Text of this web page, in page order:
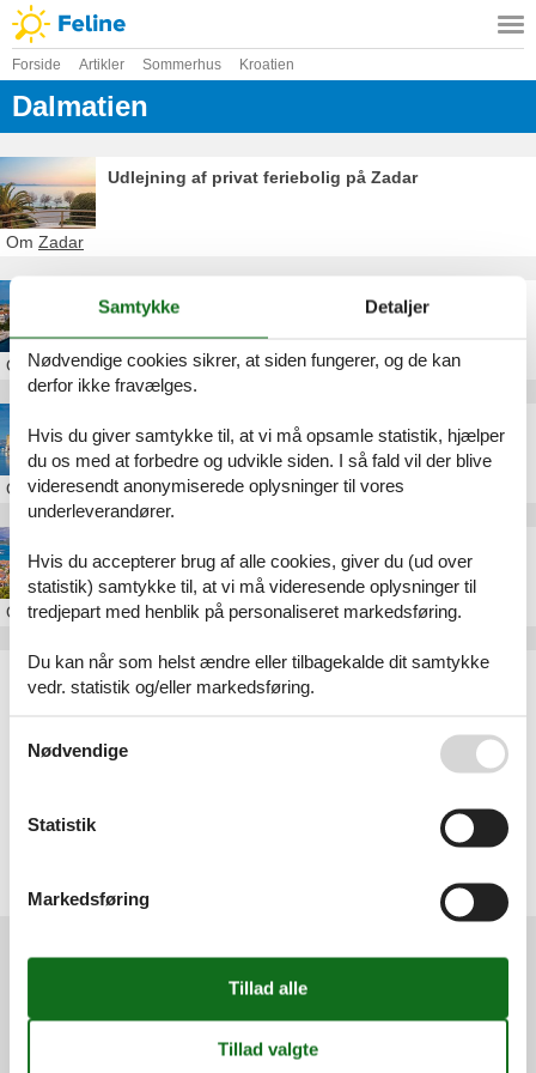
Forside Artikler Sommerhus Kroatien
Dalmatien
Udlejning af privat feriebolig på Zadar
Om Zadar
Feriebolig i Zadar
OmZadar
OmTrogir
OmDalmatien
Artikeltyper
Kroatien
Zadar
Gavekort
Tilbudsmail
Information
Samtykke Detaljer
Nødvendige cookies sikrer, at siden fungerer, og de kan
derfor ikke fravælges.
Hvis du giver samtykke til, at vi må opsamle statistik, hjælper
du os med at forbedre og udvikle siden. I så fald vil der blive
videresendt anonymiserede oplysninger til vores
underleverandører.
Hvis du accepterer brug af alle cookies, giver du (ud over
statistik) samtykke til, at vi må videresende oplysninger til
tredjepart med henblik på personaliseret markedsføring.
Du kan når som helst ændre eller tilbagekalde dit samtykke
vedr. statistik og/eller markedsføring.
Nødvendige
Statistik
Markedsføring